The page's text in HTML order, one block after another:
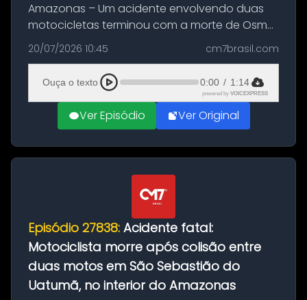
Amazonas – Um acidente envolvendo duas
motocicletas terminou com a morte de Osmar
Figueiredo de Souza, de 38 anos, no município
de São Sebastião do Uatumã, no interior do
Amazonas. A colisão ocorreu n...
20/07/2026 10:45 cm7brasil.com
Ouça o texto 0:00 / 1:14
powered by VOICEXPRESS
Ver Episódio Ver Original
Episódio 27838: Acidente fatal:
Motociclista morre após colisão entre
duas motos em São Sebastião do
Uatumã, no interior do Amazonas